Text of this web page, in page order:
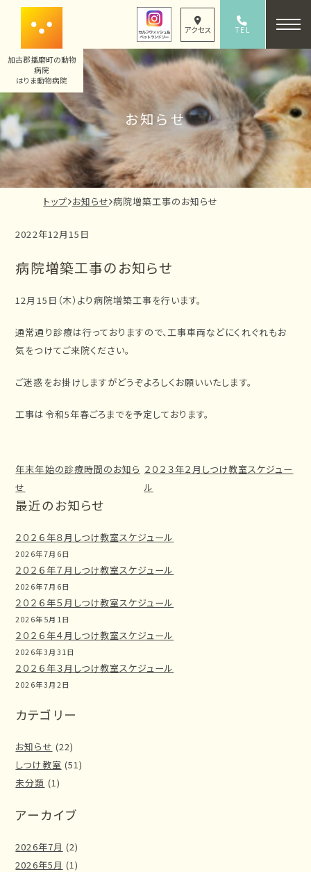
ス
ッ
プ
加古郡播磨町の動物
病院
はりま動物病院
アクセス TEL079-436-8330
お知らせ
の
ー
位
置
トップ お知らせ 病院増築工事のお知らせ
2022年12月15日
病院増築工事のお知らせ
12月15日（木）より病院増築工事を行います。
通常通り診療は行っておりますので、工事車両などにくれぐれもお
気をつけてご来院ください。
ご迷惑をお掛けしますがどうぞよろしくお願いいたします。
工事は令和5年春ごろまでを予定しております。
年末年始の診療時間のお知ら
せ
２０２３年２月しつけ教室スケジュー
ル
最近のお知らせ
２０２６年８月しつけ教室スケジュール
2026年7月6日
２０２６年７月しつけ教室スケジュール
2026年7月6日
２０２６年５月しつけ教室スケジュール
2026年5月1日
２０２６年４月しつけ教室スケジュール
2026年3月31日
２０２６年３月しつけ教室スケジュール
2026年3月2日
カテゴリー
お知らせ (22)
しつけ教室 (51)
未分類 (1)
アーカイブ
2026年7月 (2)
2026年5月 (1)